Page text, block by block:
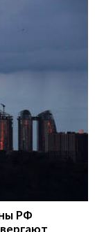
РФ